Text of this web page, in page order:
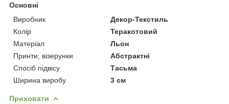
Основні
Виробник
Декор-Текстиль
Колір
Теракотовий
Матеріал
Льон
Принти, візерунки
Абстрактні
Спосіб підвісу
Тасьма
Ширина виробу
3 см
Приховати